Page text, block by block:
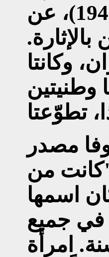
الشرقية" (1941-1945)، عن
وكانتا
وطنيتين
مصدر
"كانت من
اسمها
في جميع
امرأة